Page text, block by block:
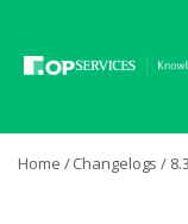
Home /Changelogs / 8.3